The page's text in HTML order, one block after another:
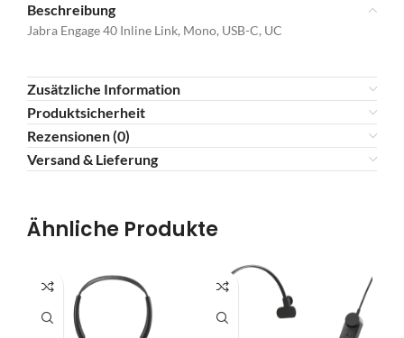
Beschreibung
Jabra Engage 40 Inline Link, Mono, USB-C, UC
Zusätzliche Information
Produktsicherheit
Rezensionen (0)
Versand & Lieferung
Ähnliche Produkte